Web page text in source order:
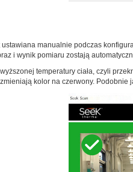
manualnie podczas
i wynik pomiaru zostają
temperatury ciała, czyli
kolor na czerwony.